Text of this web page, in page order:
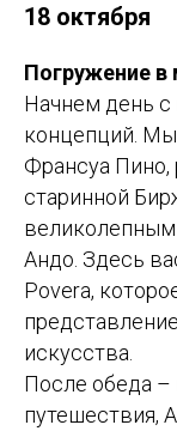
18 октября
Погружение в
Начнем день с
концепций.
Франсуа Пино,
старинной
великолепным
Андо. Здесь
Povera,
искусства.
После обеда –
путешествия,